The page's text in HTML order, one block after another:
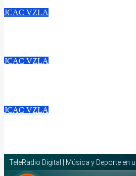
JCAC VZLA
JCAC VZLA
JCAC VZLA